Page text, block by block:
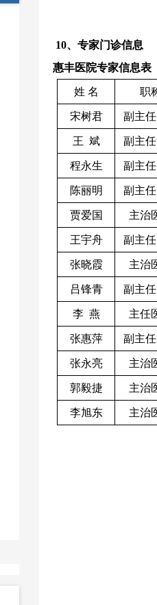
10、专家门诊信息
惠丰医院专家信息表
姓 名 职
宋树君 副主
王 斌 副主
程永生 副主
陈丽明 副主
贾爱国 主治
王宇舟 副主
张晓霞 主治
吕锋青 副主
李 燕 主任
张惠萍 副主
张永亮 主治
郭毅捷 主治
李旭东 主治